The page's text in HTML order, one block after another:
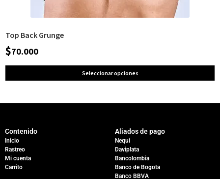
Top Back Grunge
$70.000
Seleccionar opciones
Contenido
Inicio
Rastreo
Mi cuenta
Carrito
Aliados de pago
Nequi
Daviplata
Bancolombia
Banco de Bogota
Banco BBVA